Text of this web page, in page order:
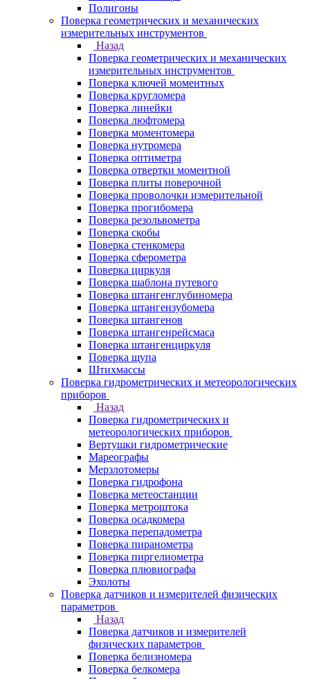
Полигоны
Поверка геометрических и механических
измерительных инструментов
Назад
Поверка геометрических и механических
измерительных инструментов
Поверка ключей моментных
Поверка кругломера
Поверка линейки
Поверка люфтомера
Поверка моментомера
Поверка нутромера
Поверка оптиметра
Поверка отвертки моментной
Поверка плиты поверочной
Поверка проволочки измерительной
Поверка прогибомера
Поверка резольвометра
Поверка скобы
Поверка стенкомера
Поверка сферометра
Поверка циркуля
Поверка шаблона путевого
Поверка штангенглубиномера
Поверка штангензубомера
Поверка штангенов
Поверка штангенрейсмаса
Поверка штангенциркуля
Поверка щупа
Штихмассы
Поверка гидрометрических и метеорологических
приборов
Назад
Поверка гидрометрических и
метеорологических приборов
Вертушки гидрометрические
Мареографы
Мерзлотомеры
Поверка гидрофона
Поверка метеостанции
Поверка метроштока
Поверка осадкомера
Поверка перепадометра
Поверка пиранометра
Поверка пиргелиометра
Поверка плювиографа
Эхолоты
Поверка датчиков и измерителей физических
параметров
Назад
Поверка датчиков и измерителей
физических параметров
Поверка белизномера
Поверка белкомера